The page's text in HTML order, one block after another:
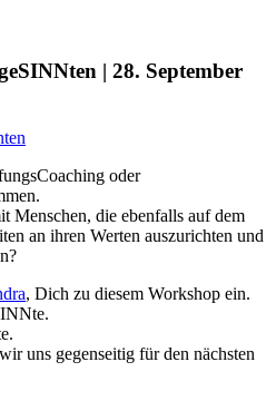
| 28. September
oder
Menschen, die ebenfalls auf dem
an ihren Werten auszurichten und
, Dich zu diesem Workshop ein.
uns gegenseitig für den nächsten